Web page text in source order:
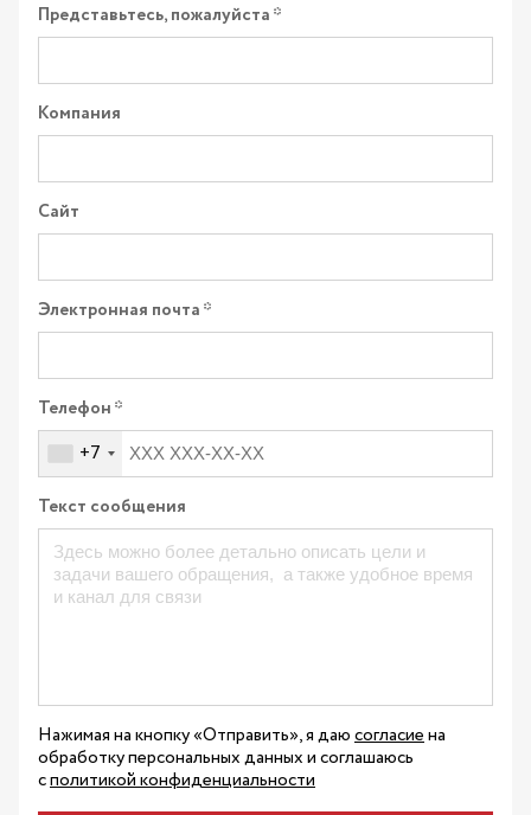
Представьтесь, пожалуйста
Компания
Сайт
Электронная почта
Телефон
+7
Текст сообщения
Нажимая на кнопку «Отправить», я даюсогласиена
обработку персональных данных и соглашаюсь
сполитикой конфиденциальности